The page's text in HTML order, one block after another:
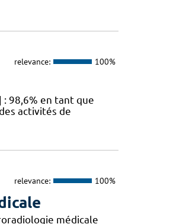
relevance: 100%
98,6% en tant que
activités de
relevance: 100%
médicale